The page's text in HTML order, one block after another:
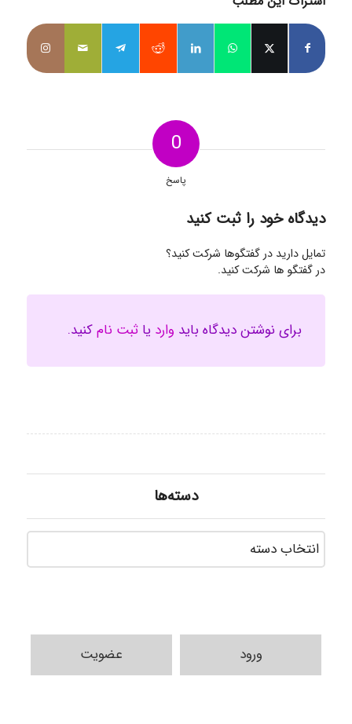
0
پاسخ
دیدگاه خود را ثبت کنید
تمایل دارید در گفتگوها شرکت کنید؟
در گفتگو ها شرکت کنید.
برای نوشتن دیدگاه باید وارد یا ثبت نامکنید.
دسته‌ها
ورود عضویت